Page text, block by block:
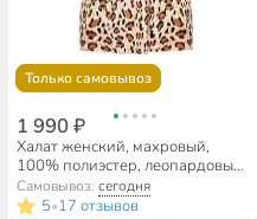
Только самовывоз
1 990 ₽
Халат женский, махровый,
100% полиэстер, леопардовый,
универсальный, 115х130х55
см, T2023-3250
Самовывоз:сегодня
5•17 отзывов